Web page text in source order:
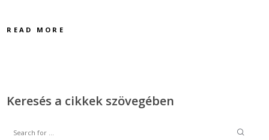
READ MORE
Keresés a cikkek szövegében